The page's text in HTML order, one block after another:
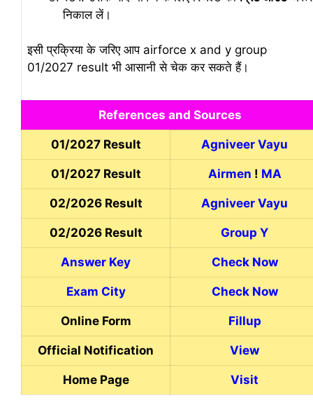
निकाल लें।
इसी प्रक्रिया के जरिए आप airforce x and y group
01/2027 result भी आसानी से चेक कर सकते हैं।
References and Sources
01/2027 Result Agniveer Vayu
01/2027 Result Airmen ! MA
02/2026 Result Agniveer Vayu
02/2026 Result Group Y
Answer Key Check Now
Exam City Check Now
Online Form Fillup
Official Notification View
Home Page Visit